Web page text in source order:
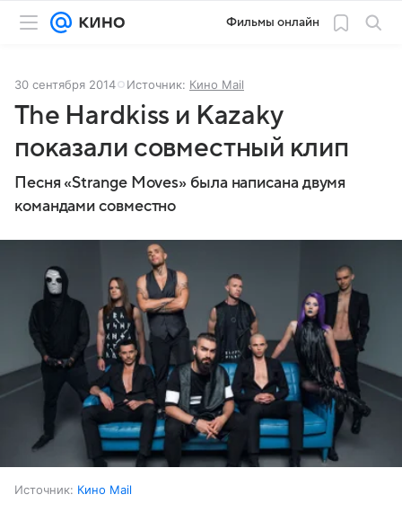
Фильмы онлайн
30 сентября 2014 Источник: Кино Mail
The Hardkiss и Kazaky
показали совместный клип
Песня «Strange Moves» была написана двумя
командами совместно
Источник: Кино Mail